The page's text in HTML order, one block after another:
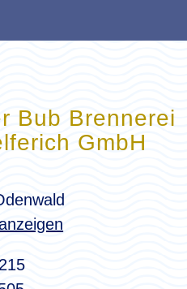
Bub Brennerei
GmbH